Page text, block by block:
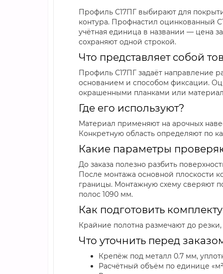
Профиль С17ПГ выбирают для
контура. Профнастил оцинкованный
учётная единица в названии — цена
сохраняют одной строкой.
Что представляет собой
Профиль С17ПГ задаёт направление
основанием и способом фиксации.
окрашенными планками или
Где его используют?
Материал применяют на арочных
Конкретную область определяют по
Какие параметры
До заказа полезно разбить
После монтажа основной плоскости
границы. Монтажную схему сверяют
полос 1090 мм.
Как подготовить
Крайние полотна размечают до
Что уточнить перед
Крепёж под металл 0.7 мм,
Расчётный объём по единице